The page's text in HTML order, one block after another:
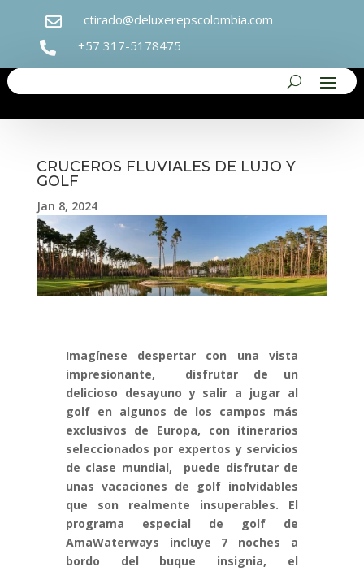
 ctirado@deluxerepscolombia.com
 +57 317-5178475
CRUCEROS FLUVIALES DE LUJO Y
GOLF
Jan 8, 2024
Imagínese despertar con una vista
impresionante, disfrutar de un
delicioso desayuno y salir a jugar al
golf en algunos de los campos más
exclusivos de Europa, con itinerarios
seleccionados por expertos y servicios
de clase mundial, puede disfrutar de
unas vacaciones de golf inolvidables
que son realmente insuperables. El
programa especial de golf de
AmaWaterways incluye 7 noches a
bordo del buque insignia, el